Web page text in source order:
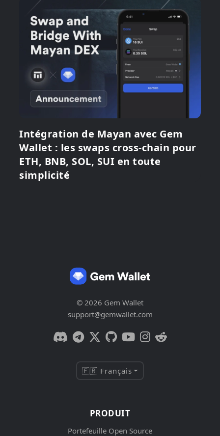
Intégration de Mayan avec Gem
Wallet : les swaps cross-chain pour
ETH, BNB, SOL, SUI en toute
simplicité
© 2026 Gem Wallet
support@gemwallet.com
🇫🇷 Français
PRODUIT
Portefeuille Open Source